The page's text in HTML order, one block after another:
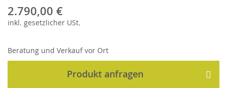
2.790,00 €
inkl. gesetzlicher USt.
Beratung und Verkauf vor Ort
Produkt anfragen